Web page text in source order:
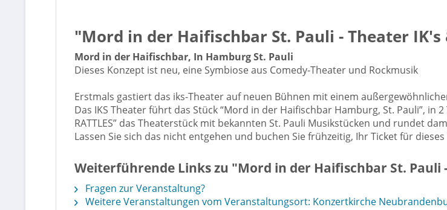
"Mord in der Haifischbar St. Pauli - Theater
Mord in der Haifischbar, In Hamburg St. Pauli
Dieses Konzept ist neu, eine Symbiose aus Comedy-Theater und Rockmusik
Erstmals gastiert das iks-Theater auf neuen Bühnen mit einem
Das IKS Theater führt das Stück “Mord in der Haifischbar Hamburg, St. Pauli”, in 2
RATTLES” das Theaterstück mit bekannten St. Pauli Musikstücken und rundet
Lassen Sie sich das nicht entgehen und buchen Sie frühzeitig, Ihr Ticket für dieses
Weiterführende Links zu "Mord in der Haifischbar St. Pauli
Fragen zur Veranstaltung?
Weitere Veranstaltungen vom Veranstaltungsort: Konzertkirche